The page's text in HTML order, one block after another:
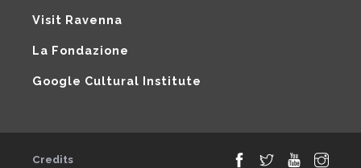
Visit Ravenna
La Fondazione
Google Cultural Institute
Credits